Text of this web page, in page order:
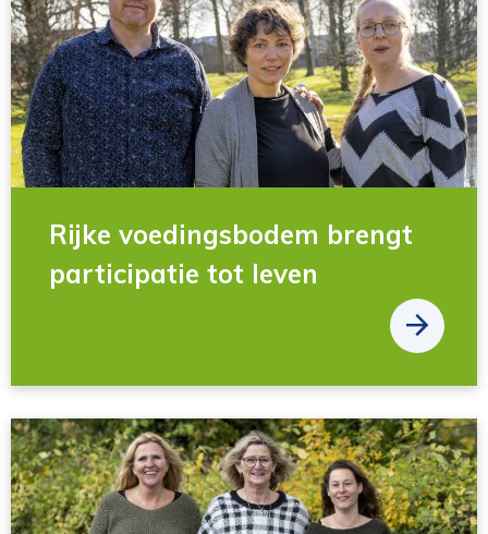
Rijke voedingsbodem brengt
participatie tot leven